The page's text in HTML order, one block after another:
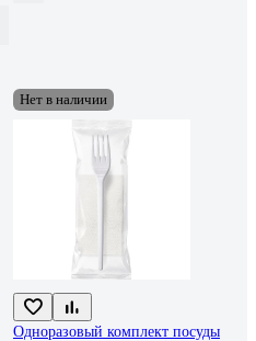
Нет в наличии
Одноразовый комплект посуды